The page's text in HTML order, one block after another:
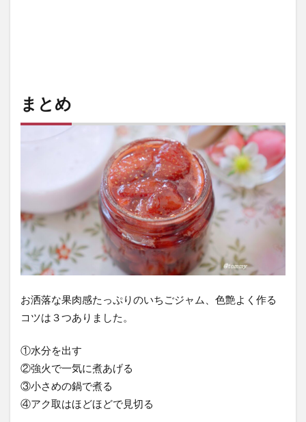
まとめ
お洒落な果肉感たっぷりのいちごジャム、色艶よく作る
コツは３つありました。
①水分を出す
②強火で一気に煮あげる
③小さめの鍋で煮る
④アク取はほどほどで見切る